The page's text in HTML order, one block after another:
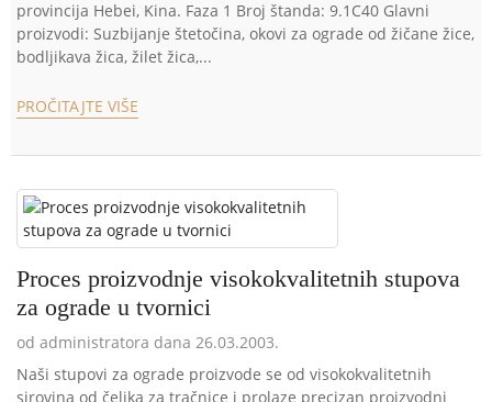
provincija Hebei, Kina. Faza 1 Broj štanda: 9.1C40 Glavni
proizvodi: Suzbijanje štetočina, okovi za ograde od žičane žice,
bodljikava žica, žilet žica,...
PROČITAJTE VIŠE
Proces proizvodnje visokokvalitetnih stupova
za ograde u tvornici
od administratora dana 26.03.2003.
Naši stupovi za ograde proizvode se od visokokvalitetnih
sirovina od čelika za tračnice i prolaze precizan proizvodni